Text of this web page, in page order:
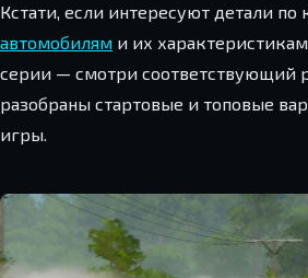
Кстати, если интересуют детали
автомобилям и их
серии — смотри соответствующий
разобраны стартовые и топовые
игры.